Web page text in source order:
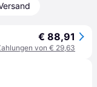
€ 88,91
von € 29,63